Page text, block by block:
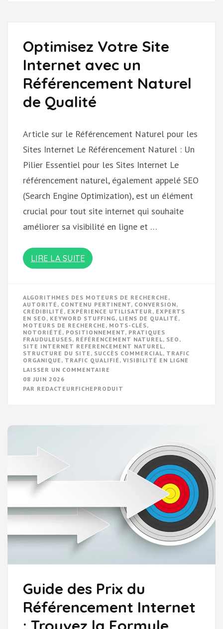
Optimisez Votre Site
Internet avec un
Référencement Naturel
de Qualité
Article sur le Référencement Naturel pour les
Sites Internet Le Référencement Naturel : Un
Pilier Essentiel pour les Sites Internet Le
référencement naturel, également appelé SEO
(Search Engine Optimization), est un élément
crucial pour tout site internet qui souhaite
améliorer sa visibilité en ligne et …
LIRE LA SUITE
ALGORITHMES DES MOTEURS DE RECHERCHE ,
AUTORITÉ , CONTENU PERTINENT, CONVERSION,
CRÉDIBILITÉ , EXPÉRIENCE UTILISATEUR , EXPERTS
EN SEO , KEYWORD STUFFING, LIENS DE QUALITÉ ,
MOTEURS DE RECHERCHE , MOTS-CLÉS,
NOTORIÉTÉ , POSITIONNEMENT, PRATIQUES
FRAUDULEUSES, RÉFÉRENCEMENT NATUREL, SEO ,
SITE INTERNET REFERENCEMENT NATUREL,
STRUCTURE DU SITE , SUCCÈS COMMERCIAL, TRAFIC
ORGANIQUE , TRAFIC QUALIFIÉ , VISIBILITÉ EN LIGNE
LAISSER UN COMMENTAIRE
SITE
08 JUIN 2026
PAR REDACTEURFICHEPRODUIT
Guide des Prix du
Référencement Internet